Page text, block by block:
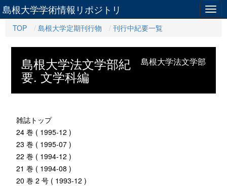
島根大学学術情報リポジトリ
TOP 島根大学定期刊行物 刊行中紀要一覧
島根大学法文学部
島根大学法文学部紀
要. 文学科編
雑誌トップ
24 巻 ( 1995-12 )
23 巻 ( 1995-07 )
22 巻 ( 1994-12 )
21 巻 ( 1994-08 )
20 巻 2 号 ( 1993-12 )